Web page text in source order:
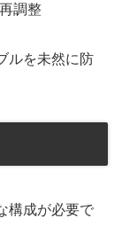
調整
ルを未然に防
構成が必要で